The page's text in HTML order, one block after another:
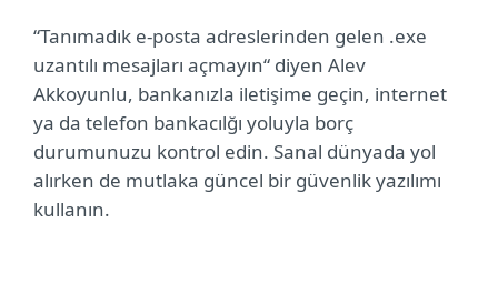
“Tanımadık e-posta adreslerinden gelen .exe
uzantılı mesajları açmayın“ diyen Alev
Akkoyunlu, bankanızla iletişime geçin, internet
ya da telefon bankacılğı yoluyla borç
durumunuzu kontrol edin. Sanal dünyada yol
alırken de mutlaka güncel bir güvenlik yazılımı
kullanın.